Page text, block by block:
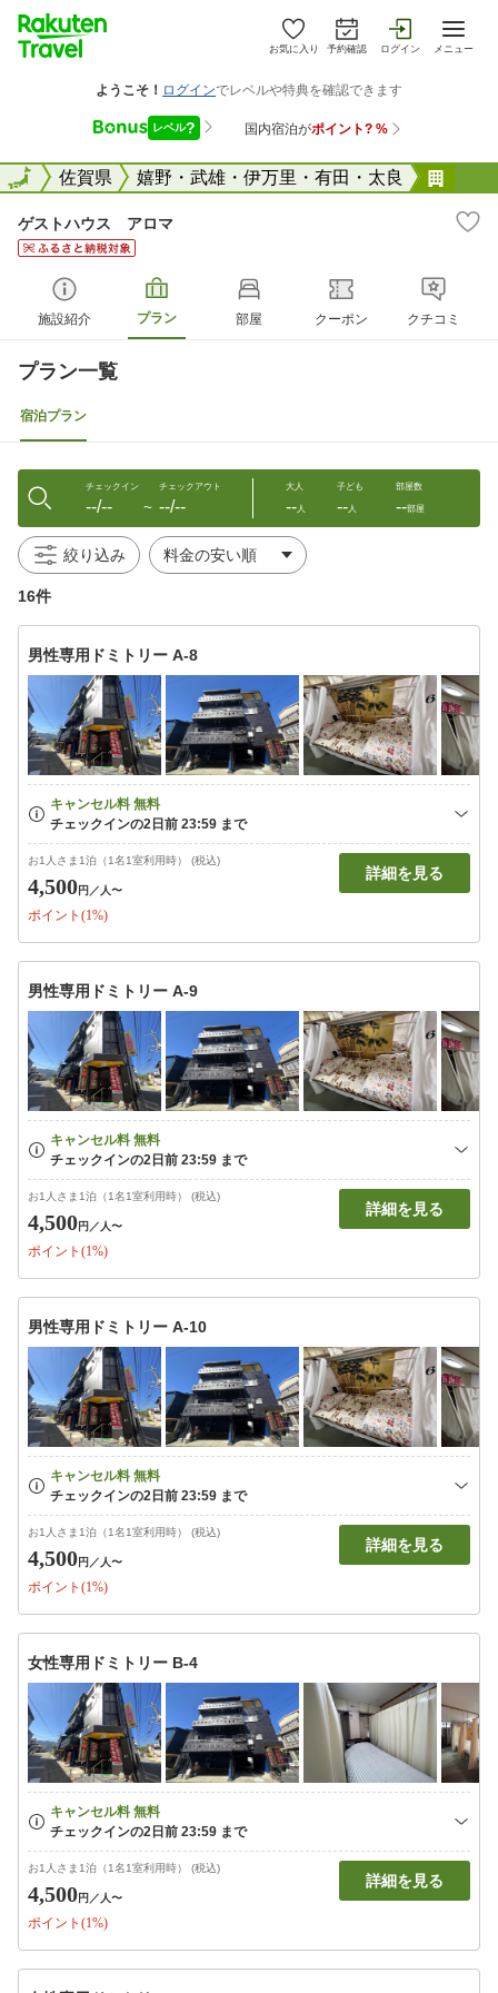
お気に入り 予約確認 ログイン メニュー
全国佐賀県 嬉野・武雄・伊万里・有田・太良
全国
ゲストハウス アロマ
施設紹介 プラン 部屋 クーポン クチコミ
プラン一覧
宿泊プラン
チェックイン
--/-- 〜
チェックアウト
--/--
大人
--人
子ども
--人
部屋数
--部屋
絞り込み
16件
男性専用ドミトリー A-8
お1人さま1泊（1名1室利用時） (税込)
4,500円 ／人〜
ポイント(1%)
詳細を見る
男性専用ドミトリー A-9
お1人さま1泊（1名1室利用時） (税込)
4,500円 ／人〜
ポイント(1%)
詳細を見る
男性専用ドミトリー A-10
お1人さま1泊（1名1室利用時） (税込)
4,500円 ／人〜
ポイント(1%)
詳細を見る
女性専用ドミトリー B-4
お1人さま1泊（1名1室利用時） (税込)
4,500円 ／人〜
ポイント(1%)
詳細を見る